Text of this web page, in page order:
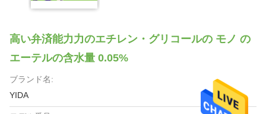
高い弁済能力力のエチレン・グリコールの モノ の
エーテルの含水量 0.05%
ブランド名:
YIDA